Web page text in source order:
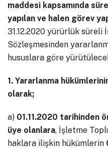
maddesi kapsamında
yapılan ve halen görev
31.12.2020 yürürlük süreli
Sözleşmesinden
hususlara göre
1. Yararlanma
olarak;
a) 01.11.2020 tarihinden
üye olanlara, İşletme
haklara ilişkin hükümlerin